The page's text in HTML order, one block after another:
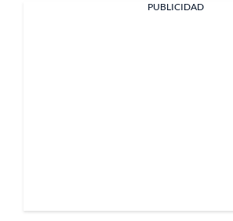
PUBLICIDAD